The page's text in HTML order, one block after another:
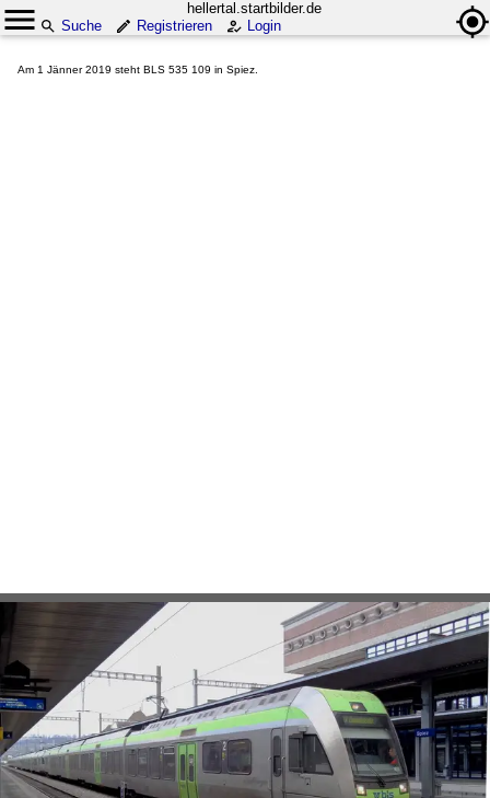
hellertal.startbilder.de
Suche
Registrieren Login
Am 1 Jänner 2019 steht BLS 535 109 in Spiez.